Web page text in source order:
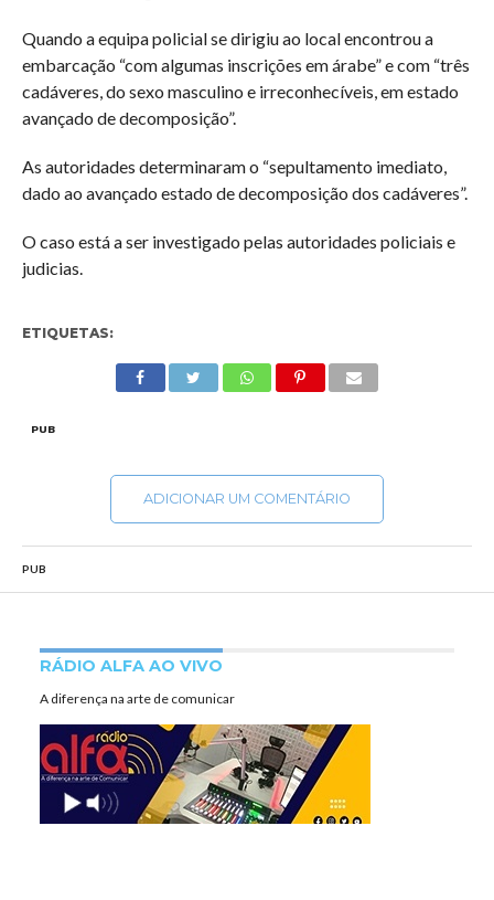
Quando a equipa policial se dirigiu ao local encontrou a
embarcação “com algumas inscrições em árabe” e com “três
cadáveres, do sexo masculino e irreconhecíveis, em estado
avançado de decomposição”.
As autoridades determinaram o “sepultamento imediato,
dado ao avançado estado de decomposição dos cadáveres”.
O caso está a ser investigado pelas autoridades policiais e
judicias.
ETIQUETAS:
PUB
ADICIONAR UM COMENTÁRIO
PUB
RÁDIO ALFA AO VIVO
A diferença na arte de comunicar